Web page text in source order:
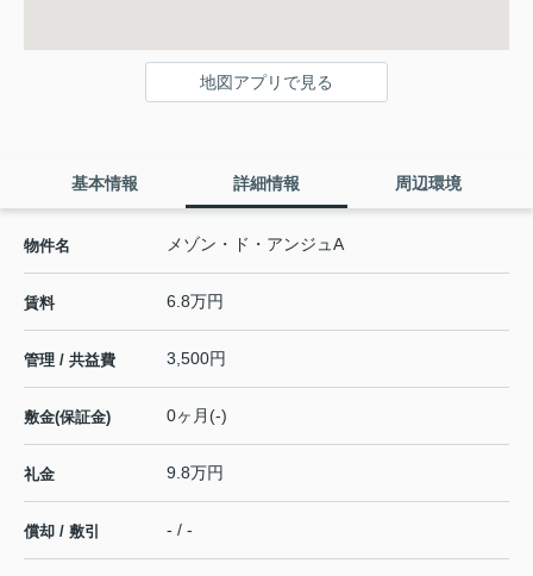
地図アプリで見る
基本情報 詳細情報 周辺環境
物件名 メゾン・ド・アンジュA
賃料 6.8万円
管理 / 共益費 3,500円
敷金(保証金) 0ヶ月(-)
礼金 9.8万円
償却 / 敷引 - / -